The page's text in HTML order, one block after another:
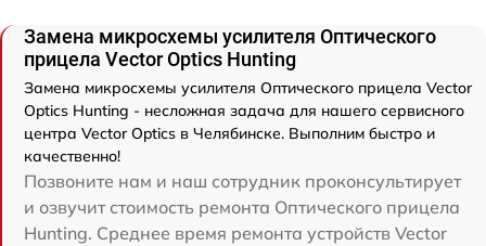
Замена микросхемы усилителя Оптического
прицела Vector Optics Hunting
Замена микросхемы усилителя Оптического прицела Vector
Optics Hunting - несложная задача для нашего сервисного
центра Vector Optics в Челябинске. Выполним быстро и
качественно!
Позвоните нам и наш сотрудник проконсультирует
и озвучит стоимость ремонта Оптического прицела
Hunting. Среднее время ремонта устройств Vector